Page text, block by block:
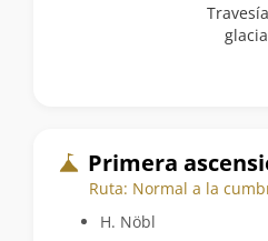
Primera
Ruta: Normal a la
H. Nöbl